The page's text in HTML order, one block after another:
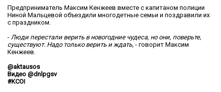
Предприниматель Максим Кенжеев вместе с капитаном полиции
Ниной Мальцевой объездили многодетные семьи и поздравили их
с праздником.
- Люди перестали верить в новогодние чудеса, но они, поверьте,
существуют. Надо только верить и ждать, - говорит Максим
Кенжеев.
@aktausos
Видео @dnlpgsv
#KCOI